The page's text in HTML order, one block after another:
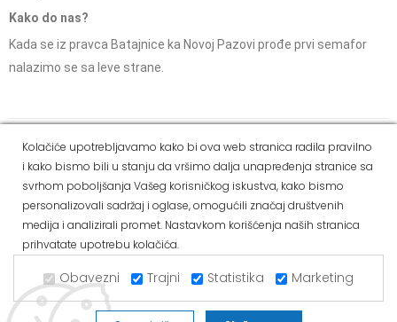
Kako do nas?
Kada se iz pravca Batajnice ka Novoj Pazovi prođe prvi semafor
nalazimo se sa leve strane.
Copyright © 2021 Alvos. All Rights Reserved.
Izrada internet prodavnice i SEO - Web Business Solutions
Dostava i
način
plaćanja
Politika
privatnosti
Kako
kupiti
Reklamacije i pravo
na odustajanje
Social Media
Kolačiće upotrebljavamo kako bi ova web stranica radila pravilno
i kako bismo bili u stanju da vršimo dalja unapređenja stranice sa
svrhom poboljšanja Vašeg korisničkog iskustva, kako bismo
personalizovali sadržaj i oglase, omogućili značaj društvenih
medija i analizirali promet. Nastavkom korišćenja naših stranica
prihvatate upotrebu kolačića.
Obavezni Trajni Statistika Marketing